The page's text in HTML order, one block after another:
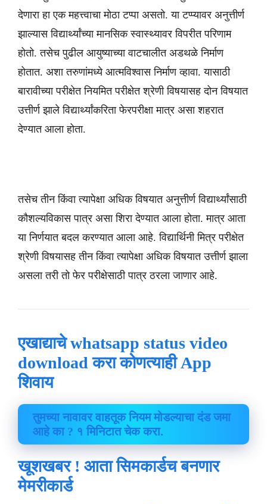
देणारा हा एक महत्त्वाचा मोठा टप्पा असतो. या टप्प्यावर अनुत्तीर्ण
झाल्यास विद्यार्थ्यांच्या मानसिक स्वास्थ्यावर विपरीत परिणाम
होतो. तसेच पुढील आयुष्याच्या वाटचालीत अडथळे निर्माण
होतात. अशा तरुणांमध्ये आत्मविश्वास निर्माण व्हावा. यासाठी
बारावीच्या परीक्षेत नियमित परीक्षेत श्रेणी विषयासह दोन विषयात
उत्तीर्ण झाले विद्यार्थ्यांकरिता फेरपरीक्षा मात्र असा शहरात
देण्यात आला होता.
तसेच तीन किंवा त्यापेक्षा अधिक विषयात अनुत्तीर्ण विद्यार्थ्यांसाठी
कौशल्यविकास पात्र असा शिरा देण्यात आला होता. मात्र आता
या निर्णयात बदल करण्यात आला आहे. विद्यार्थिनी मित्र परीक्षेत
श्रेणी विषयासह तीन किंवा त्यापेक्षा अधिक विषयात उत्तीर्ण झाला
असला तरी तो फेर परीक्षेसाठी पात्र ठरला जाणार आहे.
एखाद्याचे whatsapp status video
download करा कोणत्याही App
शिवाय
तुमच्या नावावर वाहतूक नियम मोडल्याचा दंड जमा
आहेका? १ मिनिटात चेक करा.
खूशखबर ! आता सिमकार्डच बनणार
मेमरीकार्ड